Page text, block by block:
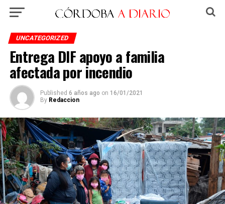
UNCATEGORIZED
Entrega DIF apoyo a familia
afectada por incendio
Published 6 años ago on 16/01/2021
By Redaccion